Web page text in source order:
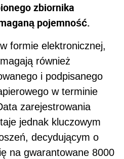
zbiornika
pojemność.
formie elektronicznej,
również
i podpisanego
w terminie
zarejestrowania
jednak kluczowym
decydującym o
na gwarantowane 8000